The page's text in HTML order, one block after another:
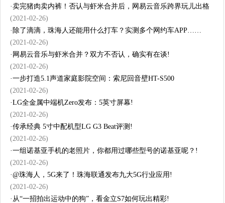
·卖完猪肉卖内裤！否认与虾米合并后，网易云音乐跨界玩儿出格
(2021-02-26)
· 除了滴滴，珠海人还能用什么打车？实测多个网约车APP……
(2021-02-26)
· 网易云音乐与虾米合并？双方不否认，确实有在谈!
(2021-02-26)
·一步打造5.1声道家庭影院空间：索尼回音壁HT-S500
(2021-02-26)
·LG全金属中端机Zero发布：5英寸屏幕!
(2021-02-26)
·传承经典 5寸中配机型LG G3 Beat评测!
(2021-02-26)
·一组诺基亚手机的老照片，你都用过哪些型号的诺基亚呢？!
(2021-02-26)
·@珠海人，5G来了！珠海联通发布九大5G行业应用!
(2021-02-26)
· 从“一招拍出运动中的狗”，看金立S7如何玩出精彩!